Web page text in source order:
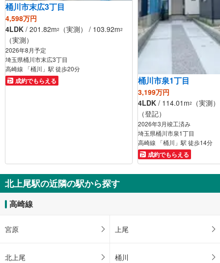
桶川市末広3丁目
4,598万円
4LDK / 201.82m2 （実測） / 103.92m2
（実測）
2026年8月予定
埼玉県桶川市末広3丁目
高崎線 「桶川」駅 徒歩20分
成約でもらえる 桶川市泉1丁目
3,199万円
4LDK / 114.01m2
（実測
（登記）
2026年3月竣工済み
埼玉県桶川市泉1丁目
高崎線 「桶川」駅 徒歩14分
成約でもらえる
北上尾駅の近隣の駅から探す
高崎線
宮原 上尾
北上尾 桶川